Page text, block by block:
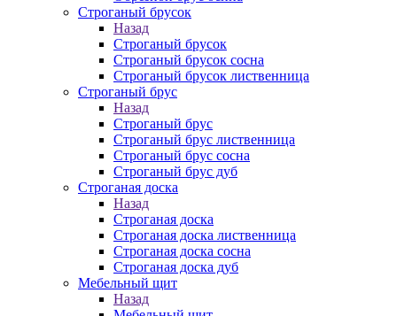
Строганый брусок
Назад
Строганый брусок
Строганый брусок сосна
Строганый брусок лиственница
Строганый брус
Назад
Строганый брус
Строганый брус лиственница
Строганый брус сосна
Строганый брус дуб
Строганая доска
Назад
Строганая доска
Строганая доска лиственница
Строганая доска сосна
Строганая доска дуб
Мебельный щит
Назад